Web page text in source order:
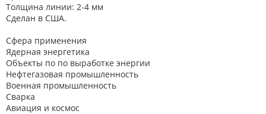
Толщина линии: 2-4 мм
Сделан в США.
Сфера применения
Ядерная энергетика
Объекты по по выработке энергии
Нефтегазовая промышленность
Военная промышленность
Сварка
Авиация и космос